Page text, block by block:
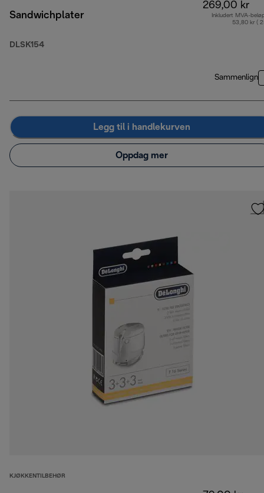
Sandwichplater
DLSK154
269,00 kr
Inkludert MVA-
53,80 kr (
Sammenlign
Legg til i handlekurven
Oppdag mer
KJØKKENTILBEHØR